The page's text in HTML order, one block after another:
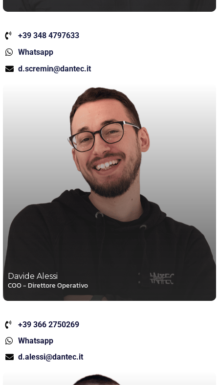
+39 348 4797633
Whatsapp
d.scremin@dantec.it
Davide Alessi
COO - Direttore Operativo
+39 366 2750269
Whatsapp
d.alessi@dantec.it